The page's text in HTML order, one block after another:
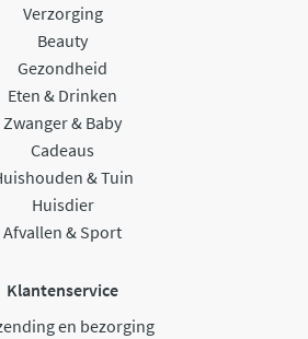
Verzorging
Beauty
Gezondheid
Eten & Drinken
Zwanger & Baby
Cadeaus
& Tuin
Huisdier
Afvallen & Sport
Klantenservice
en bezorging